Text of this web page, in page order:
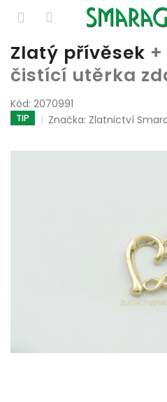
Přejít
na
obsah
Zlatý přívěsek
čistící utěrka
Kód: 2070991
TIP Značka: Zlatnictví